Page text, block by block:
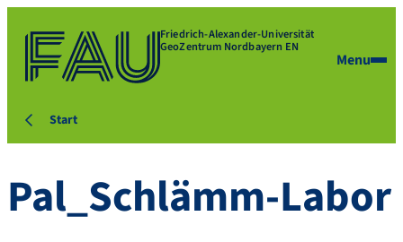
Friedrich-Alexander-Universität
GeoZentrum Nordbayern EN
Menu
Start
Pal_Schlämm-Labor